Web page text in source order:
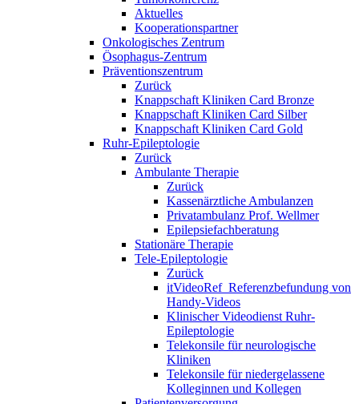
Aktuelles
Kooperationspartner
Onkologisches Zentrum
Ösophagus-Zentrum
Präventionszentrum
Zurück
Knappschaft Kliniken Card Bronze
Knappschaft Kliniken Card Silber
Knappschaft Kliniken Card Gold
Ruhr-Epileptologie
Zurück
Ambulante Therapie
Zurück
Kassenärztliche Ambulanzen
Privatambulanz Prof. Wellmer
Epilepsiefachberatung
Stationäre Therapie
Tele-Epileptologie
Zurück
itVideoRef_Referenzbefundung von
Handy-Videos
Klinischer Videodienst Ruhr-
Epileptologie
Telekonsile für neurologische
Kliniken
Telekonsile für niedergelassene
Kolleginnen und Kollegen